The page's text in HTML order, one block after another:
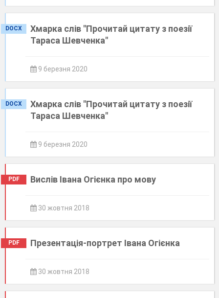
DOCX
Хмарка слів "Прочитай цитату з поезії
Тараса Шевченка"
9 березня 2020
DOCX
Хмарка слів "Прочитай цитату з поезії
Тараса Шевченка"
9 березня 2020
PDF Вислів Івана Огієнка про мову
30 жовтня 2018
PDF Презентація-портрет Івана Огієнка
30 жовтня 2018